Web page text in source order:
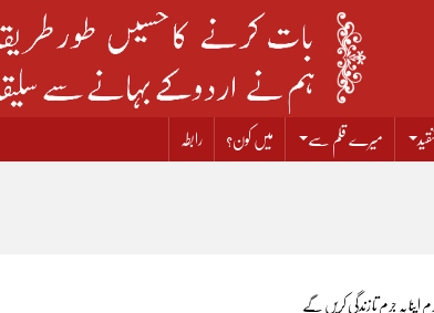
میرے قلم سے میں کون؟ رابطہ
یہ جرم تا زندگی کریں گے​